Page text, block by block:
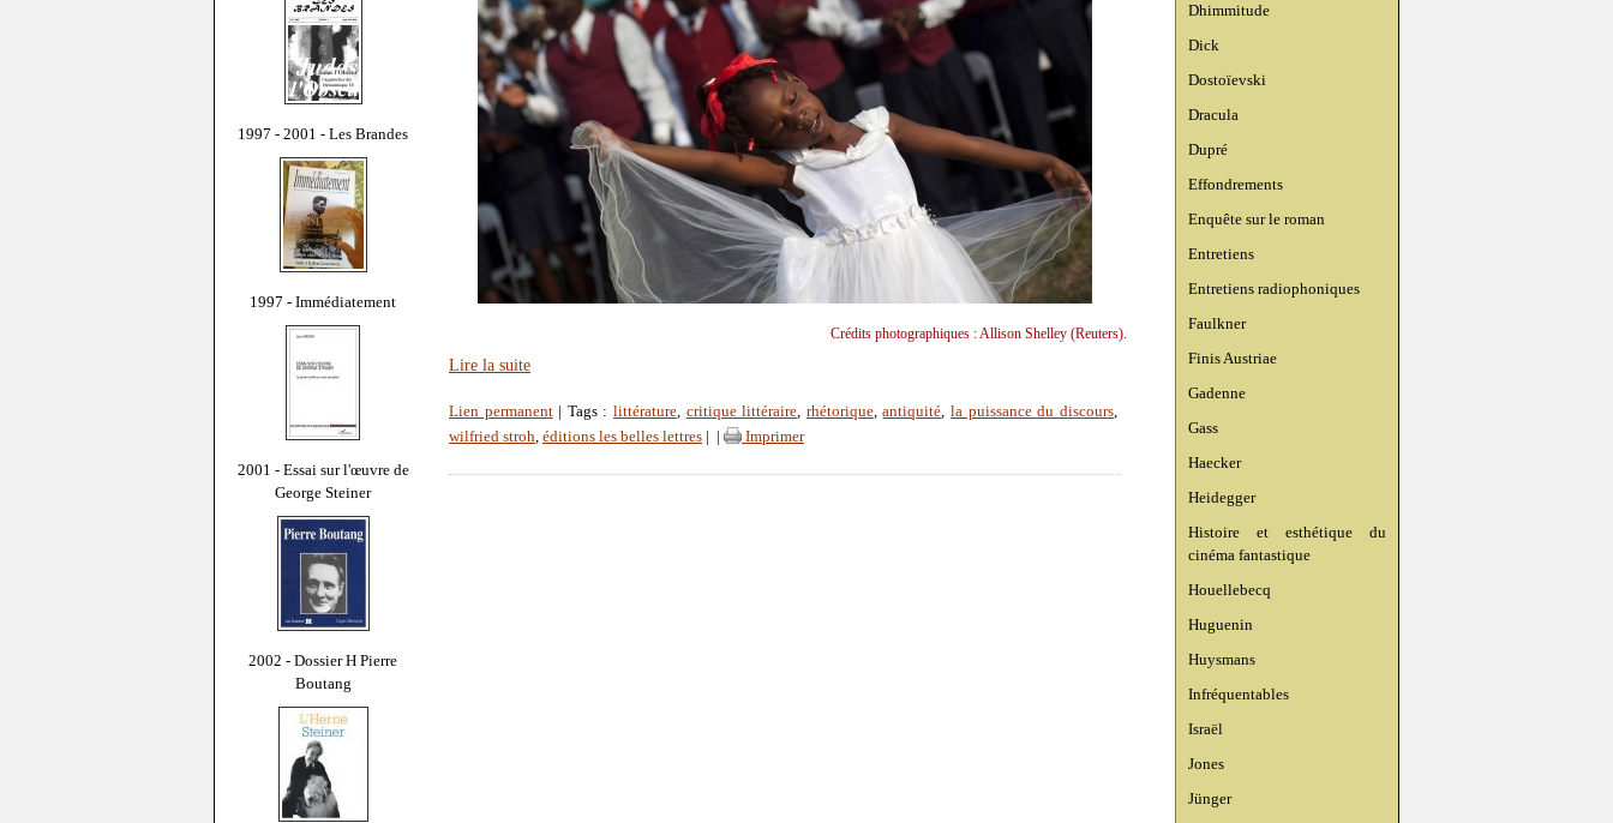
1997 - 2001 - Les Brandes
1997 - Immédiatement
2001 - Essai sur l'œuvre de
George Steiner
2002 - Dossier H Pierre
Boutang
Dhimmitude
Dick
Dostoïevski
Dracula
Dupré
Effondrements
Enquête sur le roman
Entretiens
Entretiens radiophoniques
Faulkner
Finis Austriae
Gadenne
Gass
Haecker
Heidegger
Histoire et esthétique du
cinéma fantastique
Houellebecq
Huguenin
Huysmans
Infréquentables
Israël
Jones
Jünger
Crédits photographiques : Allison Shelley (Reuters).
Lire la suite
Lien permanent| Tags :littérature, critique littéraire, rhétorique,antiquité,la puissance du discours,
wilfried stroh, éditions les belles lettres Imprimer